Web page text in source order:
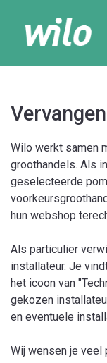
Wilo werkt samen
groothandels. Als
geselecteerde
hun webshop
Als particulier
installateur. Je
het icoon van
gekozen
en eventuele
Wij wensen je veel